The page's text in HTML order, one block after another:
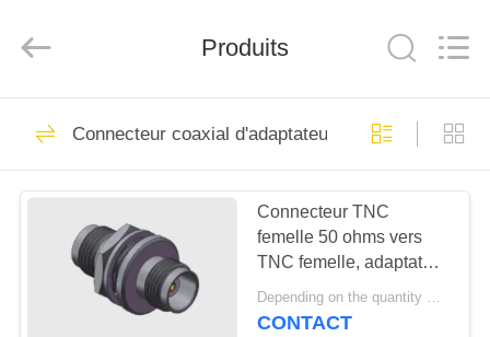
MAISON
PRODUITS
SUJET
Electronics
Connecteur de SMA
207
Produits
Connecteur coaxial d'adaptateur de rf
Connecteur TNC
femelle 50 ohms vers
TNC femelle, adaptateur
de montage sur cloison
à vis femelle-femelle
Depending on the quantity MOQ:50, nous pouvons discuter si en stock
CONTACT